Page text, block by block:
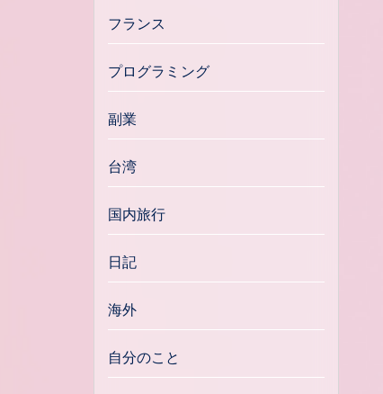
フランス
プログラミング
副業
台湾
国内旅行
日記
海外
自分のこと